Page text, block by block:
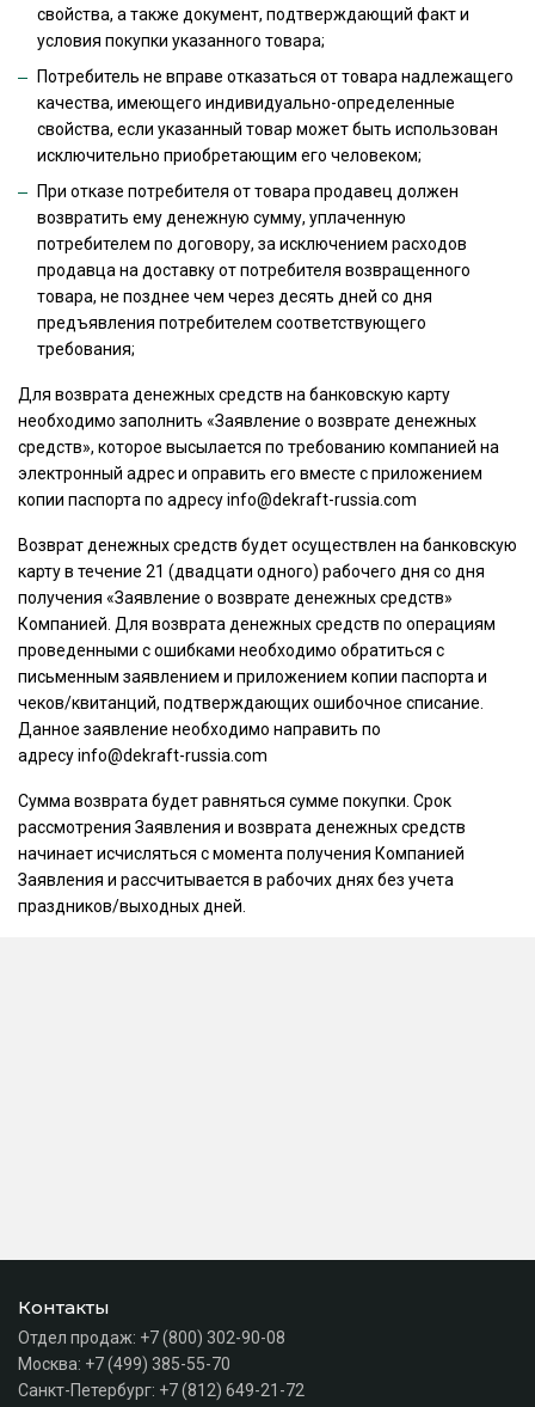
свойства, а также документ, подтверждающий факт и
условия покупки указанного товара;
Потребитель не вправе отказаться от товара надлежащего
качества, имеющего индивидуально-определенные
свойства, если указанный товар может быть использован
исключительно приобретающим его человеком;
При отказе потребителя от товара продавец должен
возвратить ему денежную сумму, уплаченную
потребителем по договору, за исключением расходов
продавца на доставку от потребителя возвращенного
товара, не позднее чем через десять дней со дня
предъявления потребителем соответствующего
требования;
Для возврата денежных средств на банковскую карту
необходимо заполнить «Заявление о возврате денежных
средств», которое высылается по требованию компанией на
электронный адрес и оправить его вместе с приложением
копии паспорта по адресуinfo@dekraft-russia.com
Возврат денежных средств будет осуществлен на банковскую
карту в течение 21 (двадцати одного) рабочего дня со дня
получения «Заявление о возврате денежных средств»
Компанией. Для возврата денежных средств по операциям
проведенными с ошибками необходимо обратиться с
письменным заявлением и приложением копии паспорта и
чеков/квитанций, подтверждающих ошибочное списание.
Данное заявление необходимо направить по
адресу info@dekraft-russia.com
Сумма возврата будет равняться сумме покупки. Срок
рассмотрения Заявления и возврата денежных средств
начинает исчисляться с момента получения Компанией
Заявления и рассчитывается в рабочих днях без учета
праздников/выходных дней.
Контакты
Отдел продаж: +7 (800) 302-90-08
Москва: +7 (499) 385-55-70
Санкт-Петербург: +7 (812) 649-21-72